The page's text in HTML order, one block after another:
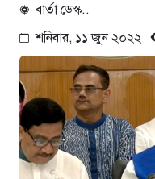
বার্তা ডেস্ক..
শনিবার, ১১ জুন ২০২২